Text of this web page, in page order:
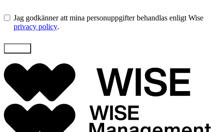
Jag godkänner att mina personuppgifter behandlas enligt Wise
privacy policy.